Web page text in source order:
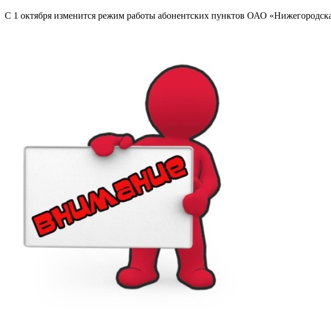
С 1 октября изменится режим работы абонентских пунктов ОАО